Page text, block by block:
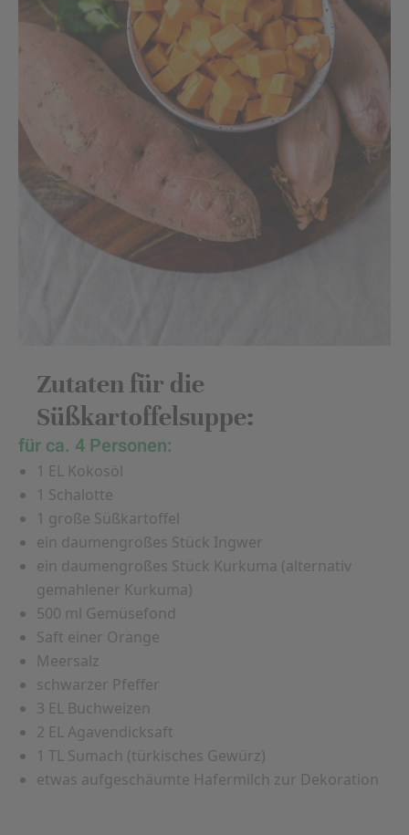
Zutaten für die
Süßkartoffelsuppe:
für ca. 4 Personen:
1 EL Kokosöl
1 Schalotte
1 große Süßkartoffel
ein daumengroßes Stück Ingwer
ein daumengroßes Stück Kurkuma (alternativ
gemahlener Kurkuma)
500 ml Gemüsefond
Saft einer Orange
Meersalz
schwarzer Pfeffer
3 EL Buchweizen
2 EL Agavendicksaft
1 TL Sumach (türkisches Gewürz)
etwas aufgeschäumte Hafermilch zur Dekoration